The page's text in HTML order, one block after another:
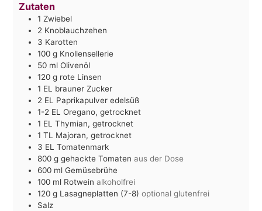
Zutaten
1 Zwiebel
2 Knoblauchzehen
3 Karotten
100 g Knollensellerie
50 ml Olivenöl
120 g rote Linsen
1 EL brauner Zucker
2 EL Paprikapulver edelsüß
1-2 EL Oregano, getrocknet
1 EL Thymian, getrocknet
1 TL Majoran, getrocknet
3 EL Tomatenmark
800 g gehackte Tomaten aus der Dose
600 ml Gemüsebrühe
100 ml Rotwein alkoholfrei
120 g Lasagneplatten (7-8) optional glutenfrei
Salz